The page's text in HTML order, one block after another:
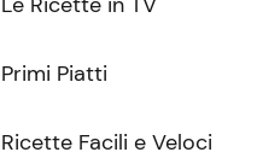
Primi Piatti
Ricette Facili e Veloci